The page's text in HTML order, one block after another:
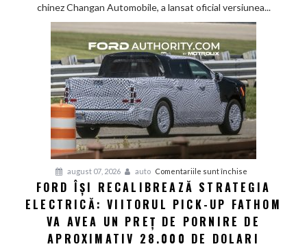
senzor
LiDAR
de
la
aproximativ
17.000
de
chinez Changan Automobile, a lansat oficial versiunea...
august 07, 2026 auto Comentariile sunt închise
Ford
își
recalibrează
electrică:
FORD ÎȘI RECALIBREAZĂ STRATEGIA
ELECTRICĂ: VIITORUL PICK-UP FATHOM
VA AVEA UN PREȚ DE PORNIRE DE
APROXIMATIV 28.000 DE DOLARI